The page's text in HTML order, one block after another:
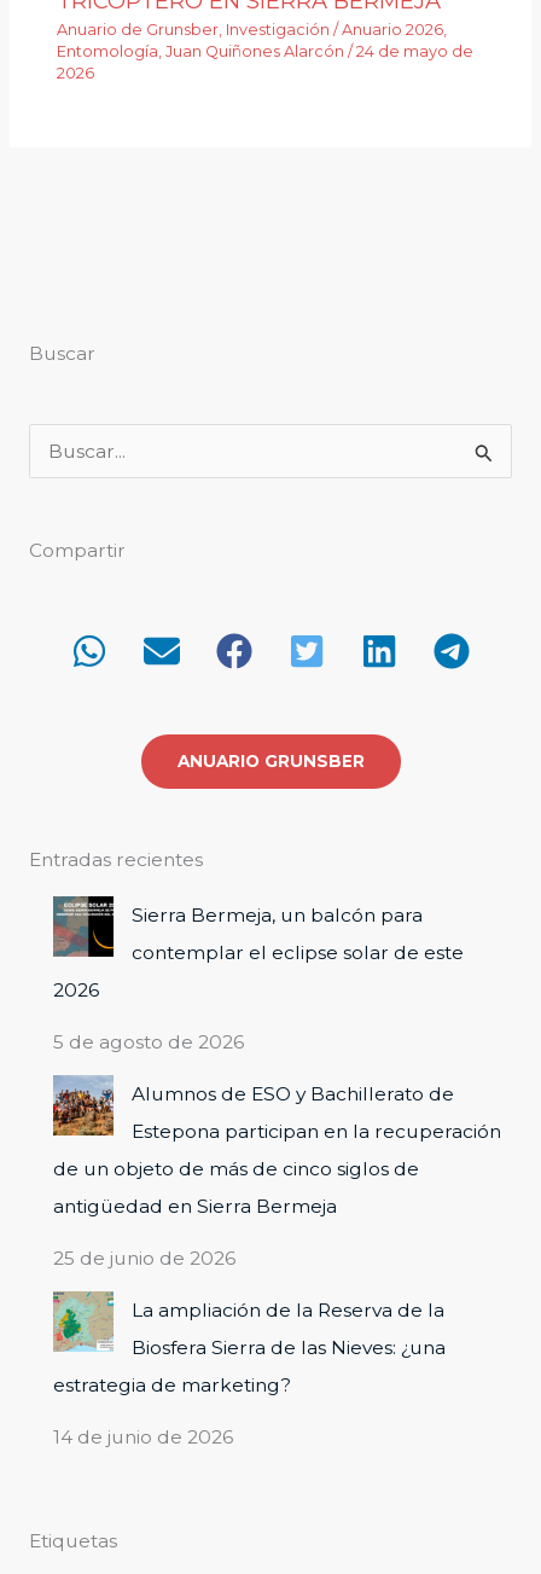
Anuario de Grunsber, Investigación /Anuario 2026,
Entomología,Juan Quiñones Alarcón /24 de mayo de
2026
Buscar
u
c
Compartir
ANUARIO GRUNSBER
Entradas recientes
Sierra Bermeja, un balcón para
contemplar el eclipse solar de este
2026
5 de agosto de 2026
Alumnos de ESO y Bachillerato de
Estepona participan en la recuperación
de un objeto de más de cinco siglos de
antigüedad en Sierra Bermeja
25 de junio de 2026
La ampliación de la Reserva de la
Biosfera Sierra de las Nieves: ¿una
estrategia de marketing?
14 de junio de 2026
Etiquetas